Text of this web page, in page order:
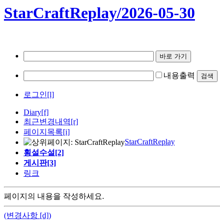
StarCraftReplay/2026-05-30
내용출력
로그인[l]
Diary[f]
최근변경내역[r]
페이지목록[i]
StarCraftReplay
횡설수설[2]
게시판[3]
링크
페이지의 내용을 작성하세요.
(변경사항 [d])